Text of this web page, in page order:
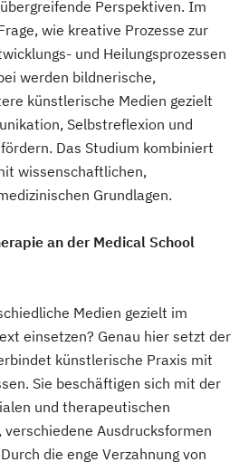
Perspektiven. Im
wie kreative Prozesse zur
und Heilungsprozessen
werden bildnerische,
künstlerische Medien gezielt
Selbstreflexion und
Das Studium kombiniert
wissenschaftlichen,
Grundlagen.
an der Medical School
Medien gezielt im
einsetzen? Genau hier setzt der
künstlerische Praxis mit
Sie beschäftigen sich mit der
und therapeutischen
verschiedene Ausdrucksformen
die enge Verzahnung von